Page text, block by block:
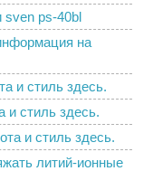
sven ps-40bl
на
и стиль здесь.
и стиль здесь.
и стиль здесь.
литий-ионные